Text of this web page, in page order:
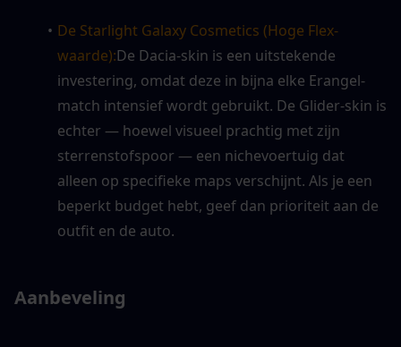
De Starlight Galaxy Cosmetics (Hoge Flex-
waarde):De Dacia-skin is een uitstekende
investering, omdat deze in bijna elke Erangel-
match intensief wordt gebruikt. De Glider-skin is
echter — hoewel visueel prachtig met zijn
sterrenstofspoor — een nichevoertuig dat
alleen op specifieke maps verschijnt. Als je een
beperkt budget hebt, geef dan prioriteit aan de
outfit en de auto.
Aanbeveling